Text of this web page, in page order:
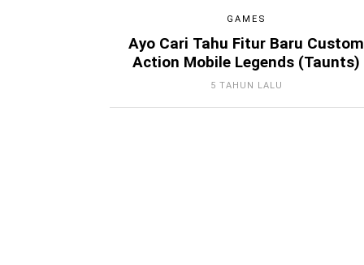
GAMES
Ayo Cari Tahu Fitur Baru Custom
Action Mobile Legends (Taunts)
5 TAHUN LALU